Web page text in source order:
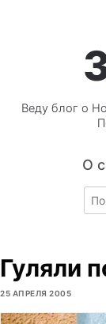
Веду блог о
О
for:
Гуляли
25 АПРЕЛЯ 2005